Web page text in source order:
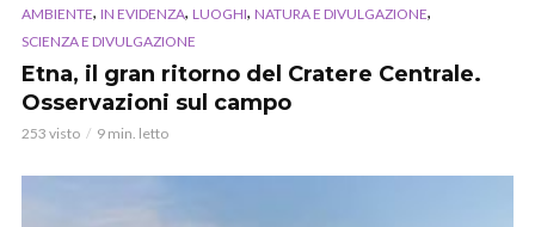
AMBIENTE, IN EVIDENZA, LUOGHI, NATURA E DIVULGAZIONE,
SCIENZA E DIVULGAZIONE
Etna, il gran ritorno del Cratere Centrale.
Osservazioni sul campo
253 visto 9 min. letto